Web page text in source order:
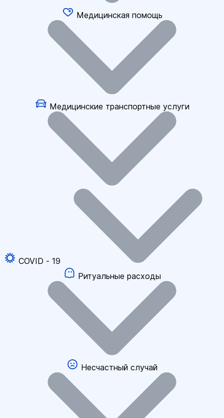
Медицинская помощь
Медицинские транспортные услуги
COVID - 19
Ритуальные расходы
Несчастный случай